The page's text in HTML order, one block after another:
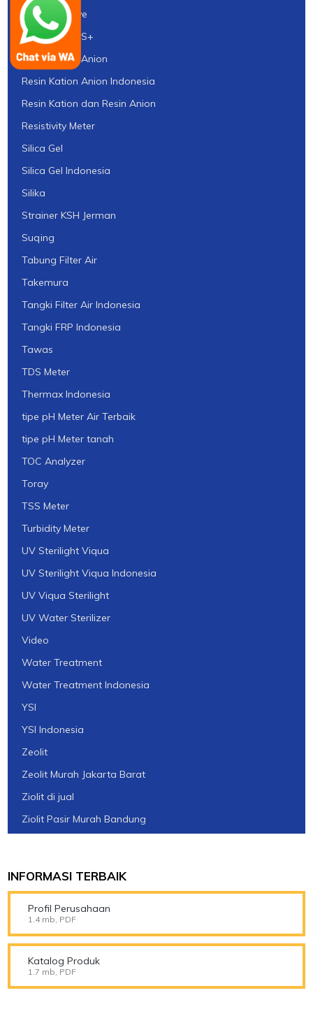
Quartz Sleeve
Resin Flotrol S+
Resin Kation Anion
Resin Kation Anion Indonesia
Resin Kation dan Resin Anion
Resistivity Meter
Silica Gel
Silica Gel Indonesia
Silika
Strainer KSH Jerman
Suqing
Tabung Filter Air
Takemura
Tangki Filter Air Indonesia
Tangki FRP Indonesia
Tawas
TDS Meter
Thermax Indonesia
tipe pH Meter Air Terbaik
tipe pH Meter tanah
TOC Analyzer
Toray
TSS Meter
Turbidity Meter
UV Sterilight Viqua
UV Sterilight Viqua Indonesia
UV Viqua Sterilight
UV Water Sterilizer
Video
Water Treatment
Water Treatment Indonesia
YSI
YSI Indonesia
Zeolit
Zeolit Murah Jakarta Barat
Ziolit di jual
Ziolit Pasir Murah Bandung
INFORMASI TERBAIK
Profil Perusahaan
1.4 mb, PDF
Katalog Produk
1.7 mb, PDF